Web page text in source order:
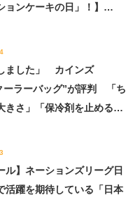
ョンケーキの日」！】
4
ました」 カインズ
ーラーバッグ”が評判 「ち
きさ」「保冷剤を止めるベ
3
ル】ネーションズリーグ日
活躍を期待している「日本